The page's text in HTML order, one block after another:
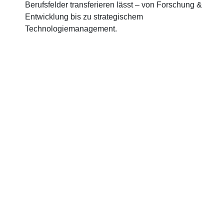
Berufsfelder transferieren lässt – von Forschung &
Entwicklung bis zu strategischem
Technologiemanagement.